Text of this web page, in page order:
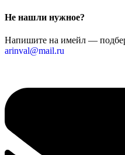
Не нашли нужное?
Напишите на имейл —
arinval@mail.ru